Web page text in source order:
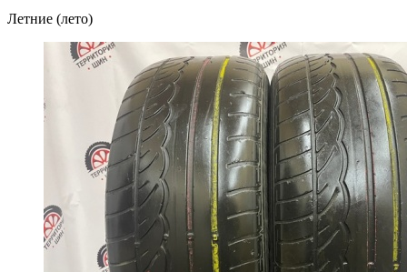
Летние (лето)